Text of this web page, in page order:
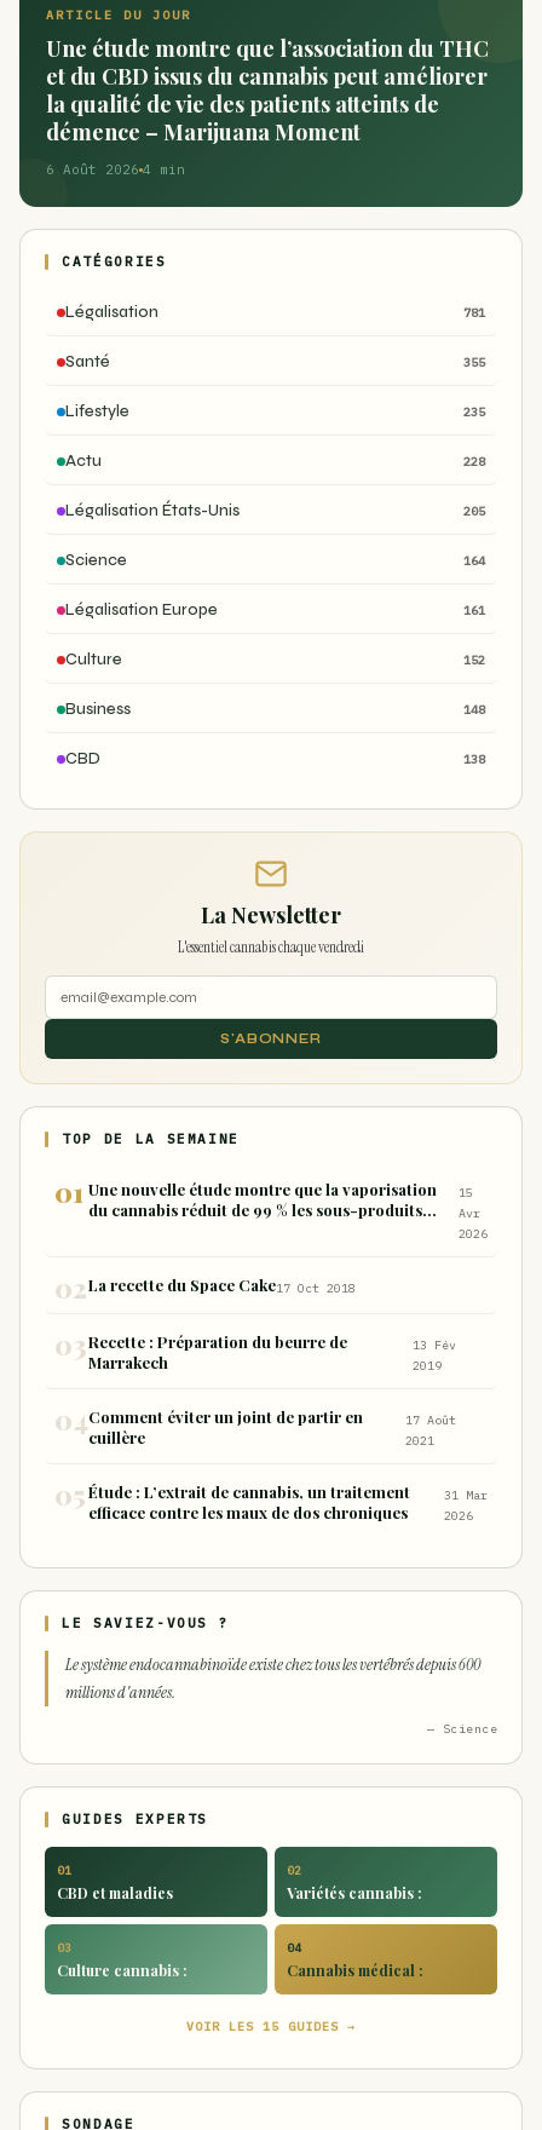
ARTICLE DU JOUR
Une étude montre que l’association du THC
et du CBD issus du cannabis peut améliorer
la qualité de vie des patients atteints de
démence – Marijuana Moment
6 Août 2026 4 min
CATÉGORIES
Légalisation 781
Santé 355
Lifestyle 235
Actu 228
Légalisation États-Unis 205
Science 164
Légalisation Europe 161
Culture 152
Business 148
CBD 138
La Newsletter
L'essentiel cannabis chaque vendredi
S'ABONNER
TOP DE LA SEMAINE
Une nouvelle étude montre que la vaporisation
du cannabis réduit de 99 % les sous-produits
15
Avr
2026
La recette du Space Cake17 Oct 2018
Recette : Préparation du beurre de
Marrakech
13 Fév
2019
Comment éviter un joint de partir en
cuillère
17 Août
2021
Étude : L’extrait de cannabis, un traitement
efficace contre les maux de dos chroniques
31 Mar
2026
LE SAVIEZ-VOUS ?
Le système endocannabinoïde existe chez tous les vertébrés depuis 600
millions d'années.
— Science
GUIDES EXPERTS
01
CBD et maladies
02
Variétés cannabis :
03
Culture cannabis :
04
Cannabis médical :
VOIR LES 15 GUIDES →
SONDAGE